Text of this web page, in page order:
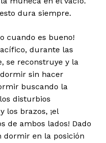
dura siempre.
cuando es bueno!
durante las
se reconstruye y la
sin hacer
buscando la
disturbios
los brazos, ¡el
de ambos lados! Dado
dormir en la posición